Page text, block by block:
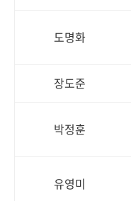
도명화
장도준
박정훈
유영미